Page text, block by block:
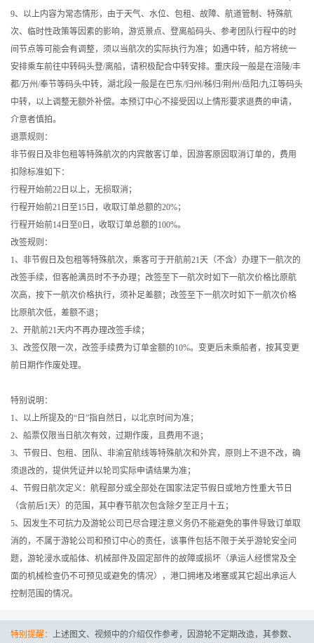
9、以上内容为常态情形，由于天气、水位、包租、故障、航道管制、特殊航
次、临时性政策等因素的影响，游览景点、登离船码头、参考团队行程中的时
间节点等可能会有调整，须以当航次的实际执行为准；如遇中转，船方将统一
安排乘车前往中转码头登/离船，请积极配合中转安排。重庆段一般是在涪陵/丰
都/万州/奉节等码头中转，湖北段一般是在巴东/归州/秭归/荆州/岳阳/九江等码头
中转，以上调整无额外补偿。本预订中心不接受因以上情形要求退费的申请，
介意者慎拍。
退票规则：
非节假日及非包租等特殊航次的内宾散客订单，因游客原因取消订单的，费用
扣除标准如下：
行程开始前22日以上，无损取消；
行程开始前21日至15日，收取订单总额的20%；
行程开始前14日至0日，收取订单总额的100%。
改签规则：
1、非节假日及包租等特殊航次，乘客可于开航前21天（不含）办理下一航次的
改签手续，但客舱满员时不予办理；改签至下一航次时如下一航次价格比原航
次高，按下一航次价格执行，须补足差额；改签至下一航次时如下一航次价格
比原航次低，差额不退；
2、开航前21天内不再办理改签手续；
3、改签仅限一次，改签手续费为订单金额的10%。变更后未乘船者，按其变更
前日期作作废处理。
特别说明：
1、以上所提及的“日”指自然日，以北京时间为准；
2、船票仅限当日航次有效，过期作废，且费用不退；
3、节假日、包租、团队、非渝宜航线等特殊航次和外宾，原则上不退不改，确
须退改的，提供凭证并以轮司实际申请结果为准；
4、节假日航次定义：航程部分或全部处在国家法定节假日或地方性重大节日
（含前后1天）的范围，其中春节航次包含除夕至正月十五；
5、因发生不可抗力及游轮公司已尽合理注意义务仍不能避免的事件导致订单取
消的，不属于游轮公司和预订中心的责任，该事件包括不限于关乎游轮安全问
题，游轮浸水或船体、机械部件及固定部件的故障或损坏（承运人经惯常及全
面的机械检查仍不可预见或避免的情况），港口拥堵及堵塞或其它超出承运人
控制范围的情况。
特别提醒： 上述图文、视频中的介绍仅作参考，因游轮不定期改造，其参数、